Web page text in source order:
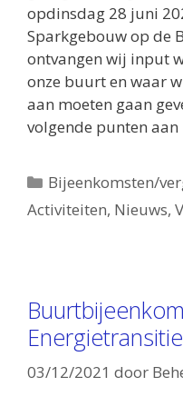
opdinsdag 28 juni
Sparkgebouw op de
ontvangen wij input
onze buurt en waar
aan moeten gaan
volgende punten
Categorieën
Bijeenkomsten/
Activiteiten, Nieuws,
Energietransitie
03/12/2021 door